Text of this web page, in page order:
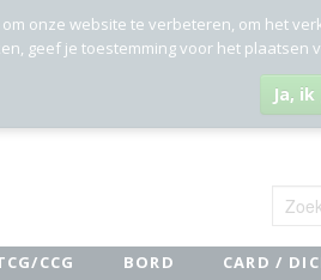
CCG BORD CARD /
onze website te verbeteren, om het
geef je toestemming voor het
Ja,